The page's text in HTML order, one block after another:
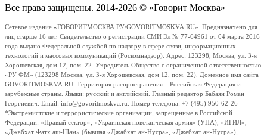
Все права защищены. 2014-2026 © «Говорит Москва»
Сетевое издание «ГОВОРИТМОСКВА.РУ/GOVORITMOSKVA.RU». Предназначено для
лиц старше 16 лет. Свидетельство о регистрации СМИ Эл № 77-64961 от 04 марта 2016
года выдано Федеральной службой по надзору в сфере связи, информационных
технологий и массовых коммуникаций (Роскомнадзор). Адрес: 123298, Москва, ул. 3-я
Хорошевская, дом 12, пом. 22. Учредитель Общество с ограниченной ответственностью
«РУ ФМ» (123298 Москва, ул. 3-я Хорошевская, дом 12, пом. 22). Доменное имя сайта
GOVORITMOSKVA.RU. Территория распространения – Российская Федерация и
зарубежные страны. Языки: русский и английский. Главный редактор Бабаян Роман
Георгиевич. Email: info@govoritmoskva.ru. Номер телефона: +7 (495) 950-62-26
*Экстремистские и террористические организации, запрещенные в Российской
Федерации: «Правый сектор», «Украинская повстанческая армия» (УПА), «ИГИЛ»,
«Джабхат Фатх аш-Шам» (бывшая «Джабхат ан-Нусра», «Джебхат ан-Нусра»),